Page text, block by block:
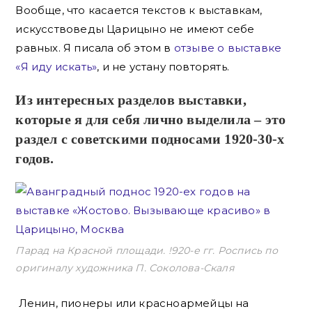
Вообще, что касается текстов к выставкам,
искусствоведы Царицыно не имеют себе
равных. Я писала об этом в отзыве о выставке
«Я иду искать», и не устану повторять.
Из интересных разделов выставки,
которые я для себя лично выделила – это
раздел с советскими подносами 1920-30-х
годов.
Парад на Красной площади. !920-е гг. Роспись по
оригиналу художника П. Соколова-Скаля
Ленин, пионеры или красноармейцы на